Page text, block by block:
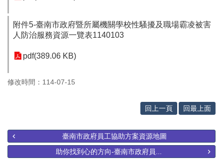
府
資
訊
開
隱
訊
安
附件5-臺南市政府暨所屬機關學校性騷擾及職場霸凌被害
人防治服務資源一覽表1140103
pdf(389.06 KB)
修改時間：114-07-15
回上一頁 回最上面
臺南市政府員工協助方案資源地圖
助你找到心的方向-臺南市政府員...